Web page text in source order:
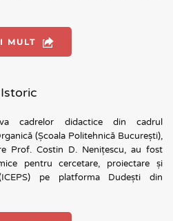
MULT
Istoric
cadrelor didactice din cadrul
(Școala Politehnică București),
Prof. Costin D. Nenițescu, au fost
pentru cercetare, proiectare și
pe platforma Dudești din